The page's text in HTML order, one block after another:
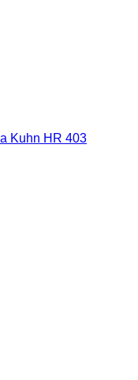
Kuhn HR 403